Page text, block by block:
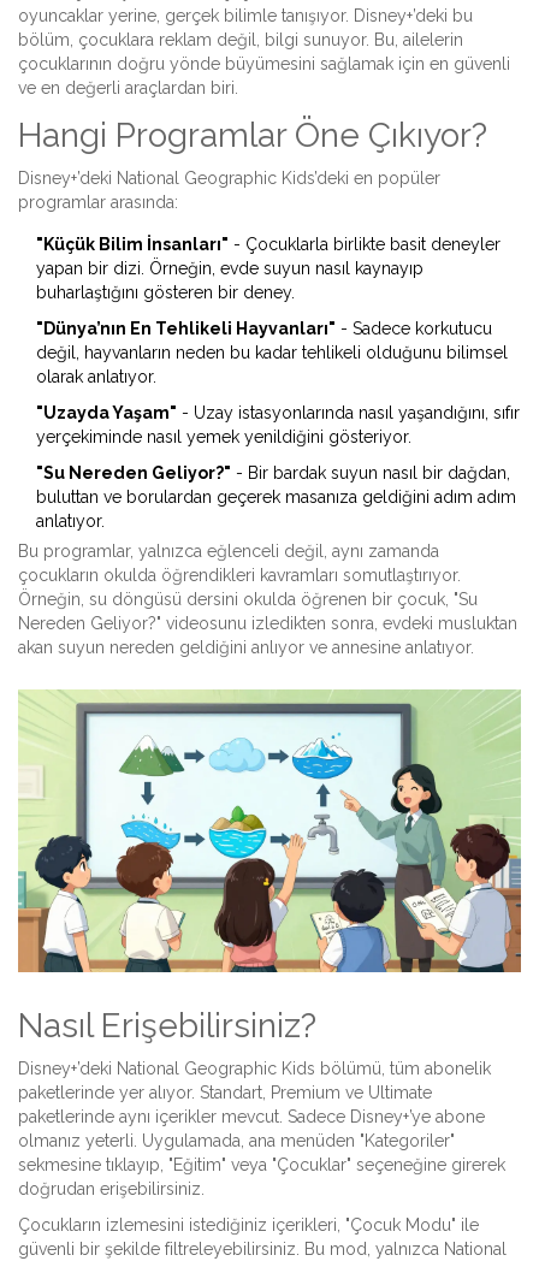
oyuncaklar yerine, gerçek bilimle tanışıyor. Disney+’deki bu
bölüm, çocuklara reklam değil, bilgi sunuyor. Bu, ailelerin
çocuklarının doğru yönde büyümesini sağlamak için en güvenli
ve en değerli araçlardan biri.
Hangi Programlar Öne Çıkıyor?
Disney+’deki National Geographic Kids’deki en popüler
programlar arasında:
"Küçük Bilim İnsanları" - Çocuklarla birlikte basit deneyler
yapan bir dizi. Örneğin, evde suyun nasıl kaynayıp
buharlaştığını gösteren bir deney.
"Dünya’nın En Tehlikeli Hayvanları" - Sadece korkutucu
değil, hayvanların neden bu kadar tehlikeli olduğunu bilimsel
olarak anlatıyor.
"Uzayda Yaşam" - Uzay istasyonlarında nasıl yaşandığını, sıfır
yerçekiminde nasıl yemek yenildiğini gösteriyor.
"Su Nereden Geliyor?" - Bir bardak suyun nasıl bir dağdan,
buluttan ve borulardan geçerek masanıza geldiğini adım adım
anlatıyor.
Bu programlar, yalnızca eğlenceli değil, aynı zamanda
çocukların okulda öğrendikleri kavramları somutlaştırıyor.
Örneğin, su döngüsü dersini okulda öğrenen bir çocuk, "Su
Nereden Geliyor?" videosunu izledikten sonra, evdeki musluktan
akan suyun nereden geldiğini anlıyor ve annesine anlatıyor.
Nasıl Erişebilirsiniz?
Disney+’deki National Geographic Kids bölümü, tüm abonelik
paketlerinde yer alıyor. Standart, Premium ve Ultimate
paketlerinde aynı içerikler mevcut. Sadece Disney+’ye abone
olmanız yeterli. Uygulamada, ana menüden "Kategoriler"
sekmesine tıklayıp, "Eğitim" veya "Çocuklar" seçeneğine girerek
doğrudan erişebilirsiniz.
Çocukların izlemesini istediğiniz içerikleri, "Çocuk Modu" ile
güvenli bir şekilde filtreleyebilirsiniz. Bu mod, yalnızca National